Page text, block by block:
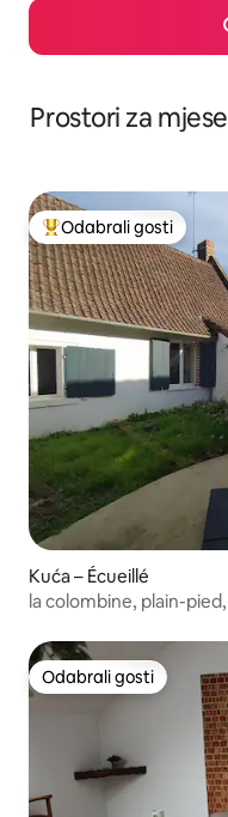
Prostori za
Među najviše
Odabrali gosti
Kuća – Écueillé
la colombine, plain-
Odabrali gosti
Odabrali gosti